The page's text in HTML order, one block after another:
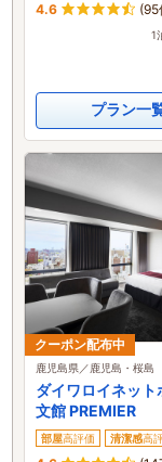
4.6 (95
1
プラン一
クーポン配布中
鹿児島県／鹿児島・桜島
ダイワロイネッ
文館 PREMIER
部屋高評価 清潔感高